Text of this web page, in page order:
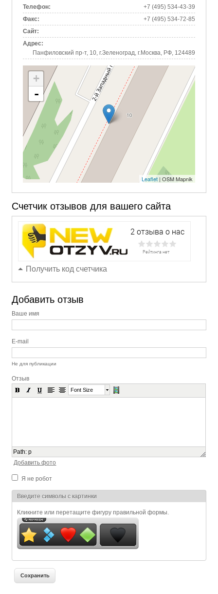
Телефон:
+7 (495) 534-43-39
Факс:
+7 (495) 534-72-85
Сайт:
Адрес:
Панфиловский пр-т, 10, г.Зеленоград, г.Москва, РФ, 124489
+
-
Leaflet| OSM Mapnik
Счетчик отзывов для вашего сайта
Получить код счетчика
Добавить отзыв
Ваше имя
E-mail
Не для публикации
Отзыв
Font Size
Path:p
Добавить фото
Я не робот
Я спамер
Введите символы с картинки
Кликните или перетащите фигуру правильной формы.